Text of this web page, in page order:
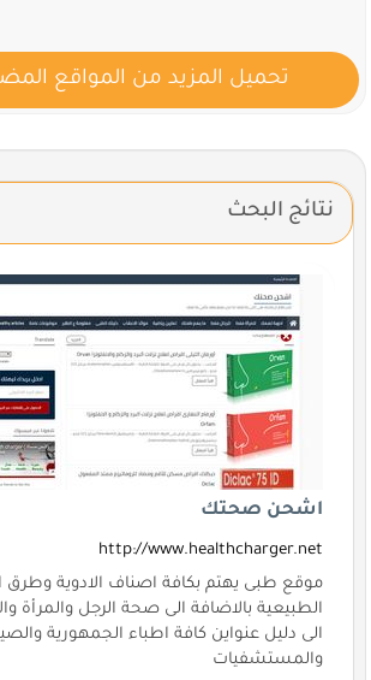
تحميل المزيد من المواقع
نتائج البحث
اشحن صحتك
http://www.healthcharger.net
موقع طبى يهتم بكافة اصناف الادوية وطرق
الطبيعية بالاضافة الى صحة الرجل والمرأة
الى دليل عنواين كافة اطباء الجمهورية
والمستشفيات